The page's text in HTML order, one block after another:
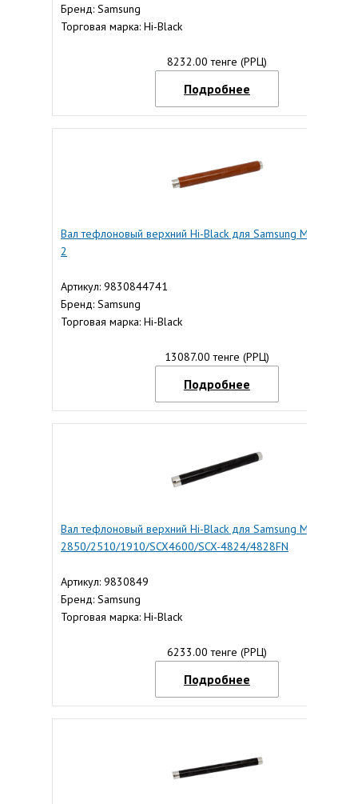
Бренд: Samsung
Торговая марка: Hi-Black
8232.00 тенге (РРЦ)
Подробнее
Вал тефлоновый верхний Hi-Black для Samsung ML-3050,
2
Артикул: 9830844741
Бренд: Samsung
Торговая марка: Hi-Black
13087.00 тенге (РРЦ)
Подробнее
Вал тефлоновый верхний Hi-Black для Samsung ML-
2850/2510/1910/SCX4600/SCX-4824/4828FN
Артикул: 9830849
Бренд: Samsung
Торговая марка: Hi-Black
6233.00 тенге (РРЦ)
Подробнее